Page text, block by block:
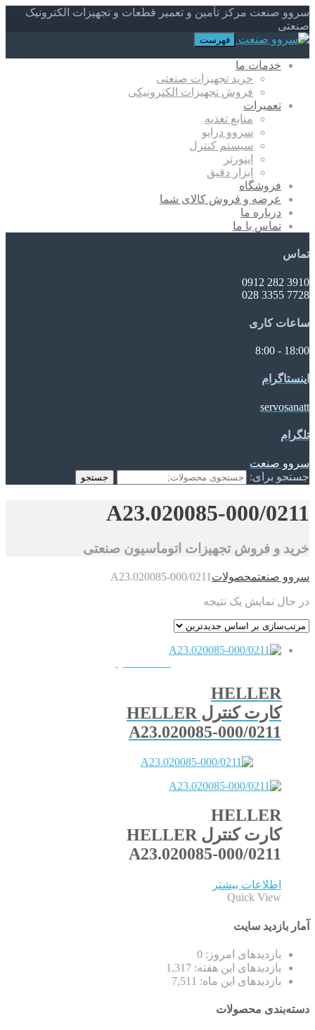
سروو صنعت مرکز تأمین و تعمیر قطعات و تجهیزات الکترونیک
صنعتی
فهرست
خدمات ما
خرید تجهیزات صنعتی
فروش تجهیزات الکترونیکی
تعمیرات
منابع تغذیه
سروو درایو
سیستم کنترل
اینورتر
ابزار دقیق
فروشگاه
عرضه و فروش کالای شما
درباره ما
تماس با ما
تماس
3910 282 0912
7728 3355 028
ساعات کاری
18:00 - 8:00
اینستاگرام
servosanatt
تلگرام
سروو صنعت
جستجو برای:
جستجو
A23.020085-000/0211
خرید و فروش تجهیزات اتوماسیون صنعتی
سروو صنعتمحصولات A23.020085-000/0211
در حال نمایش یک نتیجه
HELLER
کارت کنترل HELLER
A23.020085-000/0211
HELLER
کارت کنترل HELLER
A23.020085-000/0211
اطلاعات بیشتر
Quick View
آمار بازدید سایت
بازدیدهای امروز: 0
بازدیدهای این هفته: 1,317
بازدیدهای این ماه: 7,511
دسته‌بندی محصولات